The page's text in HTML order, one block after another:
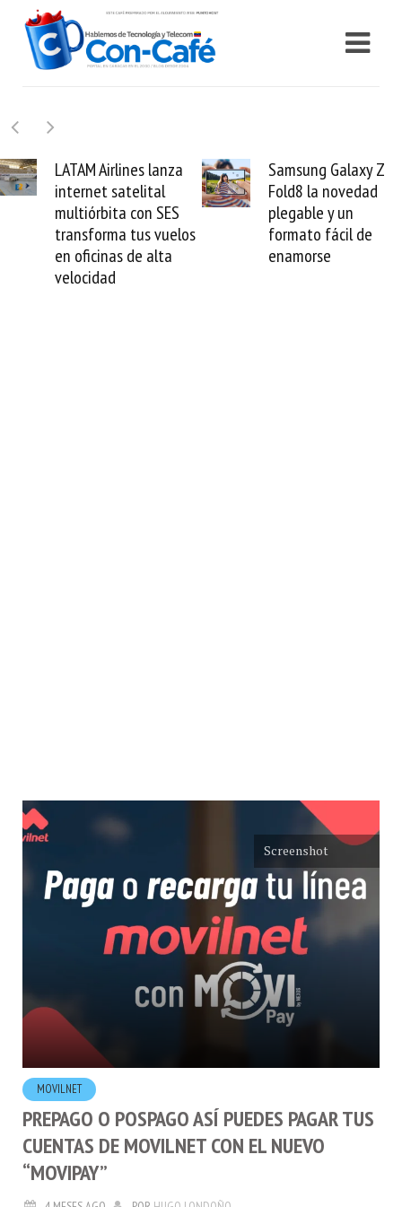
Samsung Galaxy Z
Fold8 la novedad
plegable y un
formato fácil de
enamorse
Cashea levanta
millones de dólares
valida el crédito del
venezolano ante el
mundo
Screenshot
MOVILNET
PREPAGO O POSPAGO ASÍ PUEDES PAGAR TUS
CUENTAS DE MOVILNET CON EL NUEVO
“MOVIPAY”